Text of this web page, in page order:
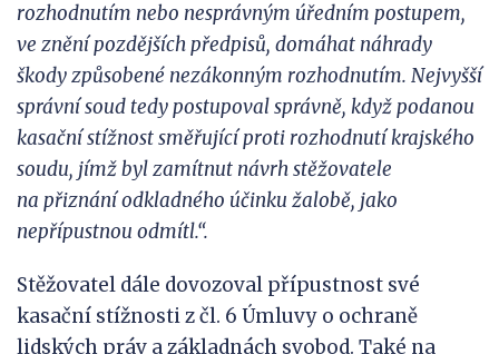
rozhodnutím nebo nesprávným úředním postupem,
ve znění pozdějších předpisů, domáhat náhrady
škody způsobené nezákonným rozhodnutím. Nejvyšší
správní soud tedy postupoval správně, kdyžpodanou
kasační stížnost směřujícíproti rozhodnutí krajského
soudu, jímžbyl zamítnut návrh stěžovatele
na přiznání odkladného účinku žalobě, jako
nepřípustnou odmítl.“.
Stěžovatel dále dovozoval přípustnost své
kasační stížnosti z čl. 6 Úmluvy o ochraně
lidských práv a základnách svobod. Také na